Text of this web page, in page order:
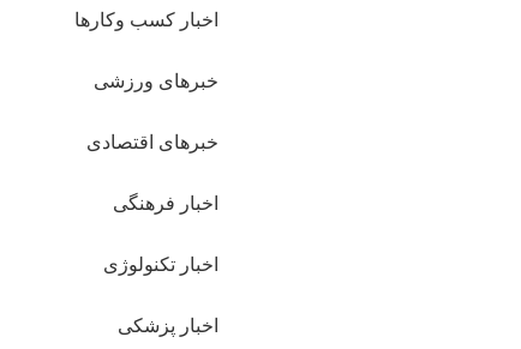
اخبار کسب وکارها
خبرهای ورزشی
خبرهای اقتصادی
اخبار فرهنگی
اخبار تکنولوژی
اخبار پزشکی